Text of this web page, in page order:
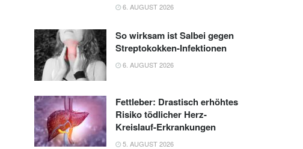
6. AUGUST 2026
So wirksam ist Salbei gegen
Streptokokken-Infektionen
6. AUGUST 2026
Fettleber: Drastisch erhöhtes
Risiko tödlicher Herz-
Kreislauf-Erkrankungen
5. AUGUST 2026